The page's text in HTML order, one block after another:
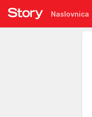
Naslovnica